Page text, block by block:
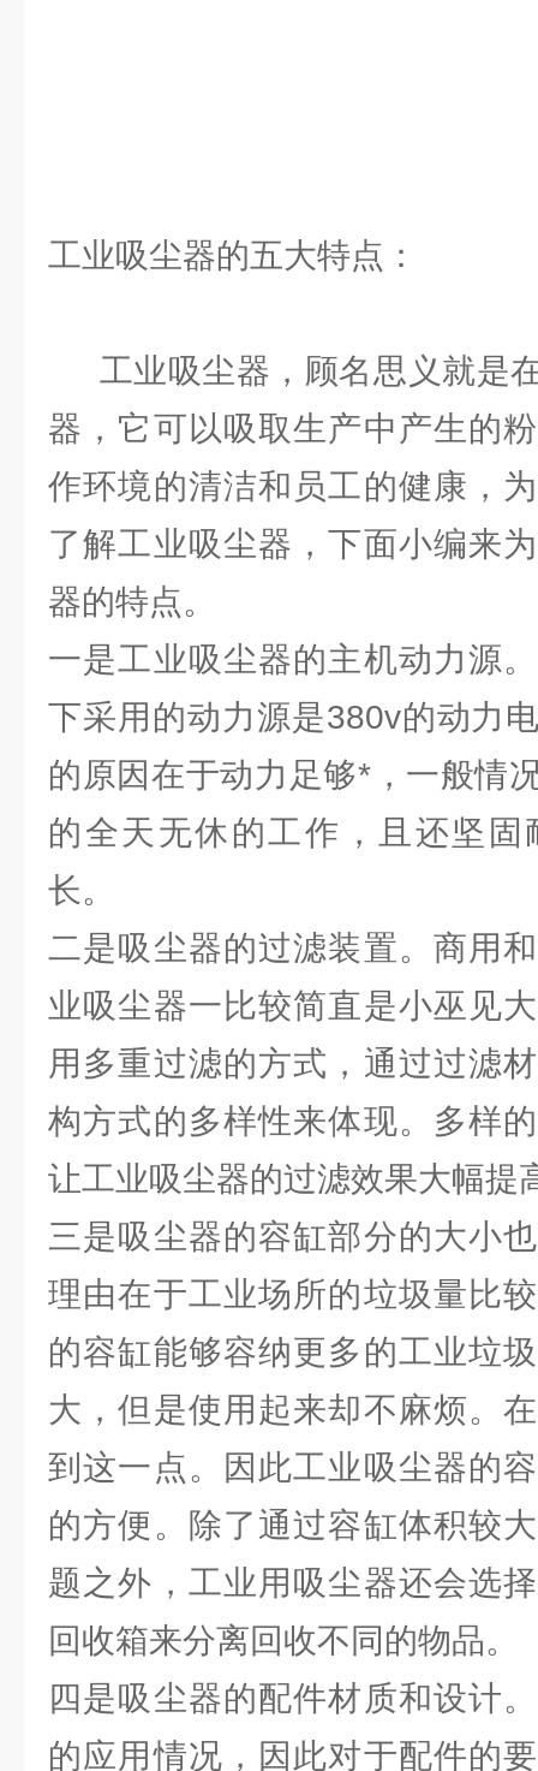
工业吸尘器的五大特点：
工业吸尘器，顾名思义就是
器，它可以吸取生产中产生的
作环境的清洁和员工的健康，
了解工业吸尘器，下面小编来
器的特点。
一是工业吸尘器的主机动力源
下采用的动力源是380v的动力
的原因在于动力足够*，一般情
的全天无休的工作，且还坚
长。
二是吸尘器的过滤装置。商用
业吸尘器一比较简直是小巫见
用多重过滤的方式，通过过滤
构方式的多样性来体现。多样
让工业吸尘器的过滤效果大幅提
三是吸尘器的容缸部分的大小
理由在于工业场所的垃圾量比
的容缸能够容纳更多的工业垃
大，但是使用起来却不麻烦。
到这一点。因此工业吸尘器的
的方便。除了通过容缸体积较
题之外，工业用吸尘器还会选
回收箱来分离回收不同的物品。
四是吸尘器的配件材质和设计
的应用情况，因此对于配件的